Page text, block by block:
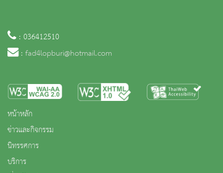
: 036412510
: fad4lopburi@hotmail.com
หน้าหลัก
ข่าวและกิจกรรม
นิทรรศการ
บริการ